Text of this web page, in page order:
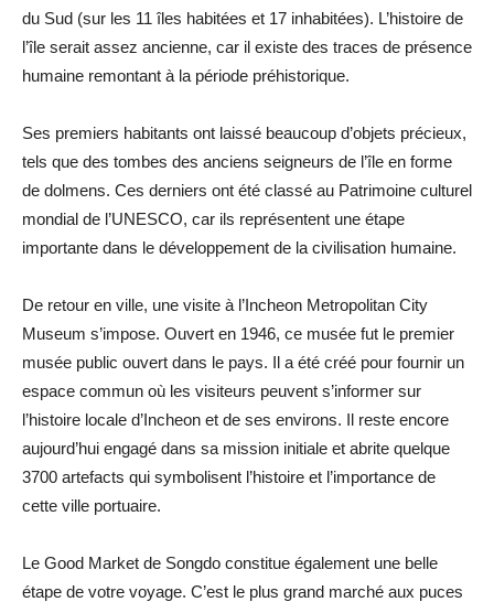
du Sud (sur les 11 îles habitées et 17 inhabitées). L’histoire de
l’île serait assez ancienne, car il existe des traces de présence
humaine remontant à la période préhistorique.
Ses premiers habitants ont laissé beaucoup d’objets précieux,
tels que des tombes des anciens seigneurs de l’île en forme
de dolmens. Ces derniers ont été classé au Patrimoine culturel
mondial de l’UNESCO, car ils représentent une étape
importante dans le développement de la civilisation humaine.
De retour en ville, une visite à l’Incheon Metropolitan City
Museum s’impose. Ouvert en 1946, ce musée fut le premier
musée public ouvert dans le pays. Il a été créé pour fournir un
espace commun où les visiteurs peuvent s’informer sur
l’histoire locale d’Incheon et de ses environs. Il reste encore
aujourd’hui engagé dans sa mission initiale et abrite quelque
3700 artefacts qui symbolisent l’histoire et l’importance de
cette ville portuaire.
Le Good Market de Songdo constitue également une belle
étape de votre voyage. C’est le plus grand marché aux puces